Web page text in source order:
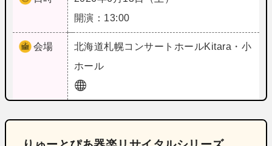
開演：13:00
会場 北海道札幌コンサートホールKitara・小
ホール